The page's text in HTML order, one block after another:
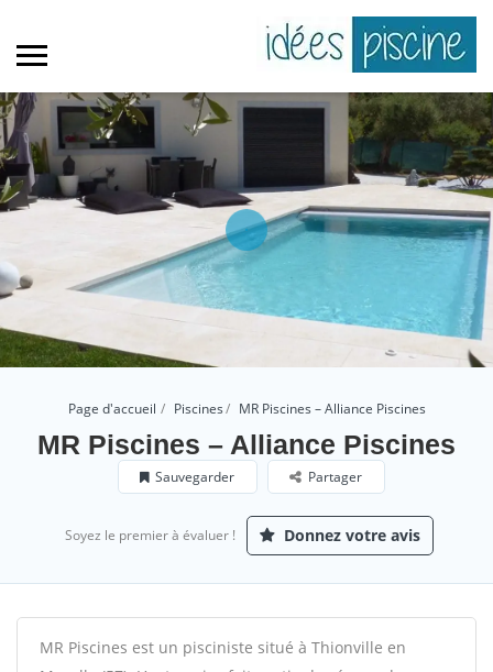
Page d'accueil Piscines MR Piscines – Alliance Piscines
MR Piscines – Alliance Piscines
Sauvegarder Partager
Soyez le premier à évaluer ! Donnez votre avis
MR Piscines est un pisciniste situé à Thionville en